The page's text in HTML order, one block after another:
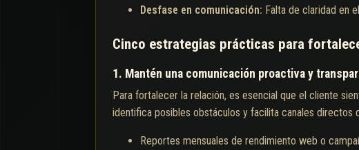
Desfase en comunicación: Falta de claridad en
Cinco estrategias prácticas para
1. Mantén una comunicación proactiva y
Para fortalecer la relación, es esencial que el cliente
identifica posibles obstáculos y facilita canales directos
Reportes mensuales de rendimiento web o